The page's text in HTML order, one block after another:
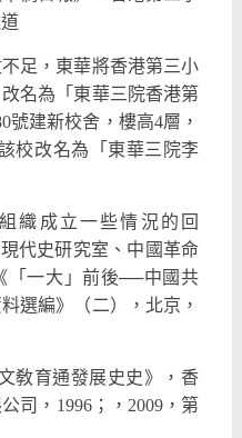
足，東華將香港第三小
名為「東華三院香港第
號建新校舍，樓高4層，
校改名為「東華三院李
織成立一些情況的回
代史研究室、中國革命
「一大」前後──中國共
選編》（二），北京，
敎育通發展史史》，香
司，1996；，2009，第